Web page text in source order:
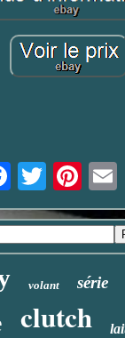
volant série
clutch